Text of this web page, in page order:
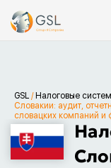
GSL / Налоговые
Словакии: аудит,
словацких компаний и